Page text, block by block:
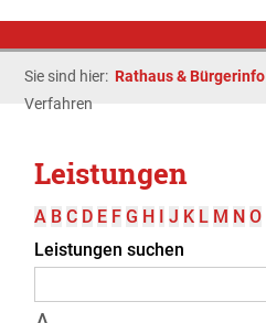
Sie sind hier: Rathaus & Bürgerinfo
Verfahren
Leistungen
A B C D E F G H I J K L M N O
Leistungen suchen